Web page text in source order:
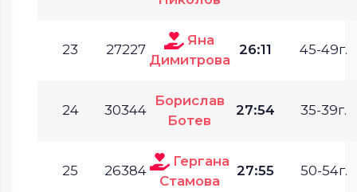
23 27227
Яна
Димитрова
26:11 45-49г.
24 30344
Борислав
Ботев
27:54 35-39г.
25 26384
Гергана
Стамова
27:55 50-54г.